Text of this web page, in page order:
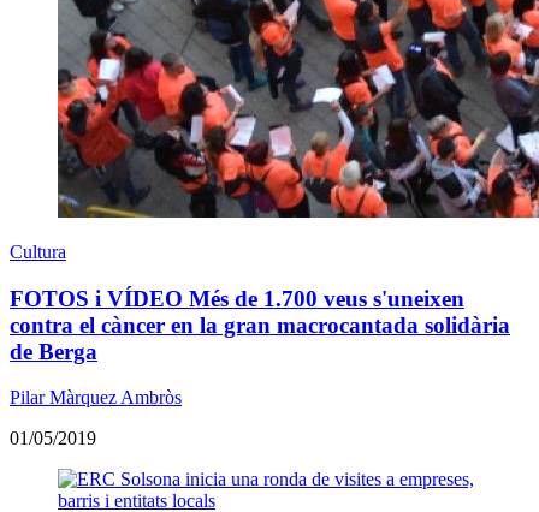
Cultura
FOTOS i VÍDEO Més de 1.700 veus s'uneixen
contra el càncer en la gran macrocantada solidària
de Berga
Pilar Màrquez Ambròs
01/05/2019